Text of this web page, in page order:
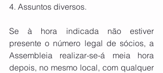
4. Assuntos diversos.
Se à hora indicada não estiver
presente o número legal de sócios, a
Assembleia realizar-se-á meia hora
depois, no mesmo local, com qualquer